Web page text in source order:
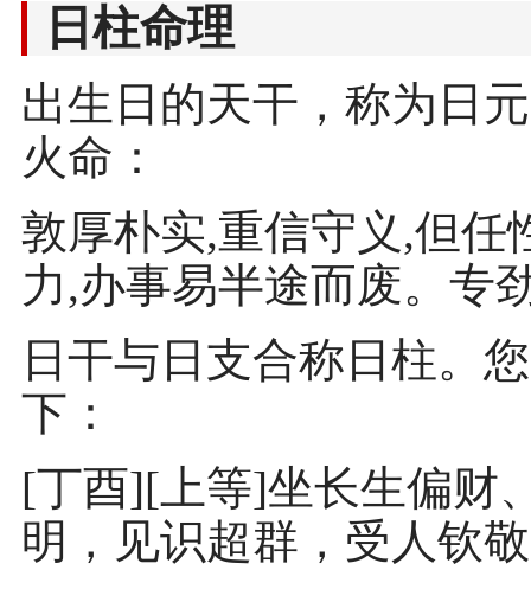
日柱命理
出生日的天干，称为日
火命：
敦厚朴实,重信守义,但任
力,办事易半途而废。专
日干与日支合称日柱。
下：
[丁酉][上等]坐长生偏财
明，见识超群，受人钦